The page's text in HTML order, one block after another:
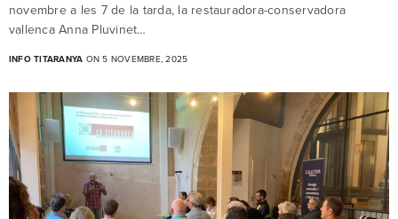
novembre a les 7 de la tarda, la restauradora-conservadora
vallenca Anna Pluvinet…
INFO TITARANYA ON 5 NOVEMBRE, 2025